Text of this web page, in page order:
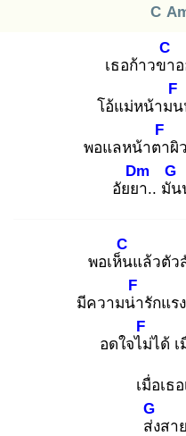
C
เธอก้าวขา
C
โอ้แม่หน้ามน
F
พอแลหน้าตา
F
ผิ
อัยยา
Dm
.. มัน
G
พอเห็น
C
แล้วตัว
มีความน่า
F
รักแร
อดใจไม่
F
ได้ เ
เมื่อเธ
ส่ง
G
สา